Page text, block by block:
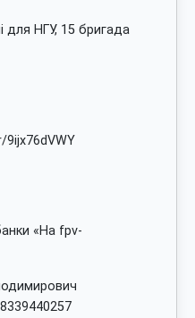
для НГУ, 15 бригада
«На fpv-